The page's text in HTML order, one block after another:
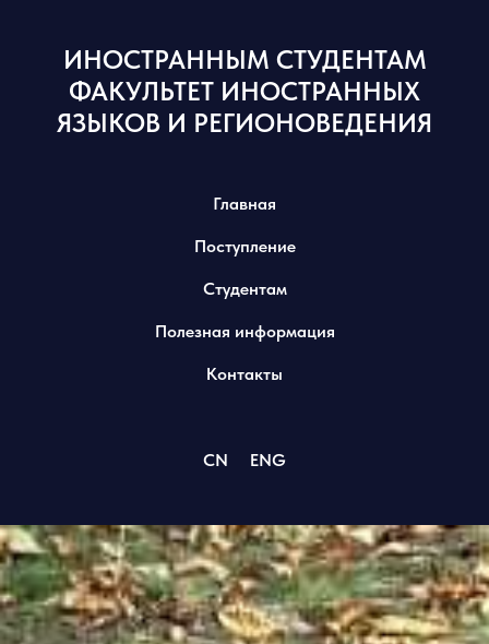
ИНОСТРАННЫМ СТУДЕНТАМ
ФАКУЛЬТЕТ ИНОСТРАННЫХ
ЯЗЫКОВ И РЕГИОНОВЕДЕНИЯ
Главная
Поступление
Студентам
Полезная информация
Контакты
CN ENG